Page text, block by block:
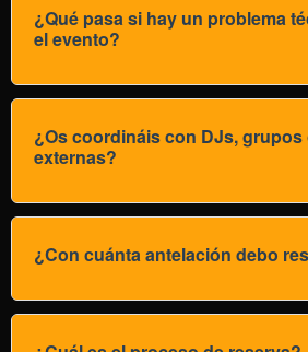
¿Qué pasa si hay un problema
el evento?
¿Os coordináis con DJs,
externas?
¿Con cuánta antelación debo